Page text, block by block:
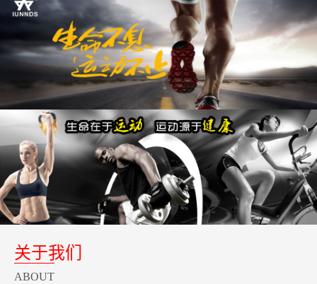
关于我们
ABOUT